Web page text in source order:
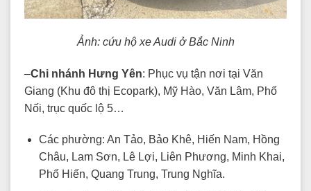
Ảnh: cứu hộ xe Audi ở Bắc Ninh
–Chi nhánh Hưng Yên: Phục vụ tận nơi tại Văn
Giang (Khu đô thị Ecopark), Mỹ Hào, Văn Lâm, Phố
Nối, trục quốc lộ 5…
Các phường: An Tảo, Bảo Khê, Hiến Nam, Hồng
Châu, Lam Sơn, Lê Lợi, Liên Phương, Minh Khai,
Phố Hiến, Quang Trung, Trung Nghĩa.